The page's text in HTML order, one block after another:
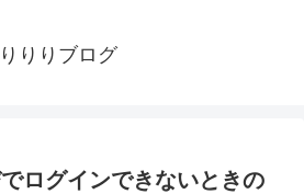
りりりブログ
ログインできないときの